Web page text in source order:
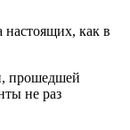
как в
прошедшей
не раз